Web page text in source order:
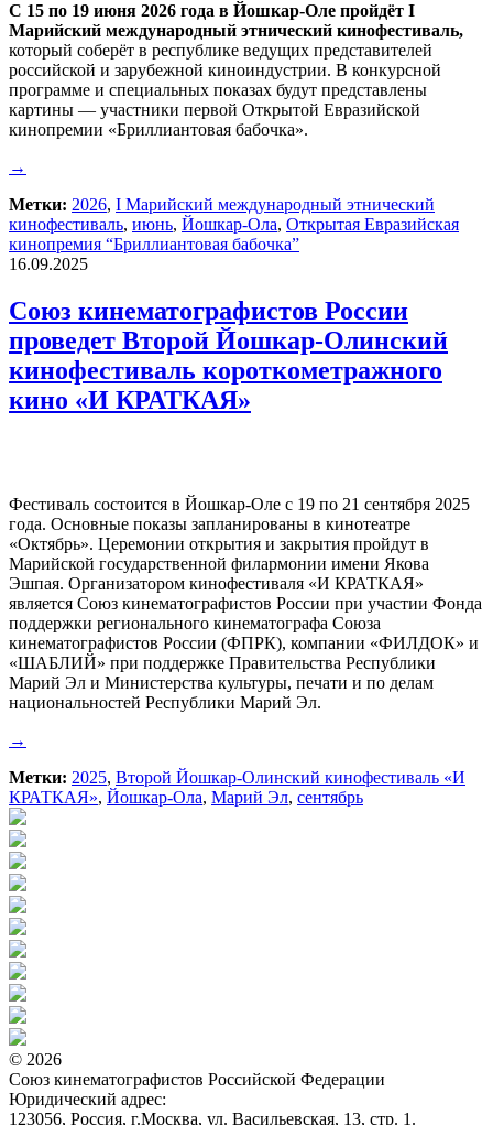
С 15 по 19 июня 2026 года в Йошкар-Оле пройдёт I
Марийский международный этнический кинофестиваль,
который соберёт в республике ведущих представителей
российской и зарубежной киноиндустрии. В конкурсной
программе и специальных показах будут представлены
картины — участники первой Открытой Евразийской
кинопремии «Бриллиантовая бабочка».
→
Метки: 2026, I Марийский международный этнический
кинофестиваль, июнь, Йошкар-Ола, Открытая Евразийская
кинопремия “Бриллиантовая бабочка”
16.09.2025
Союз кинематографистов России
проведет Второй Йошкар-Олинский
кинофестиваль короткометражного
кино «И КРАТКАЯ»
Фестиваль состоится в Йошкар-Оле с 19 по 21 сентября 2025
года. Основные показы запланированы в кинотеатре
«Октябрь». Церемонии открытия и закрытия пройдут в
Марийской государственной филармонии имени Якова
Эшпая. Организатором кинофестиваля «И КРАТКАЯ»
является Союз кинематографистов России при участии Фонда
поддержки регионального кинематографа Союза
кинематографистов России (ФПРК), компании «ФИЛДОК» и
«ШАБЛИЙ» при поддержке Правительства Республики
Марий Эл и Министерства культуры, печати и по делам
национальностей Республики Марий Эл.
→
Метки: 2025, Второй Йошкар-Олинский кинофестиваль «И
КРАТКАЯ», Йошкар-Ола, Марий Эл, сентябрь
© 2026
Союз кинематографистов Российской Федерации
Юридический адрес:
123056, Россия, г.Москва, ул. Васильевская, 13, стр. 1.